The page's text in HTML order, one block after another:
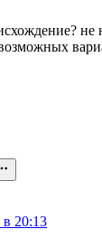
не
20:13